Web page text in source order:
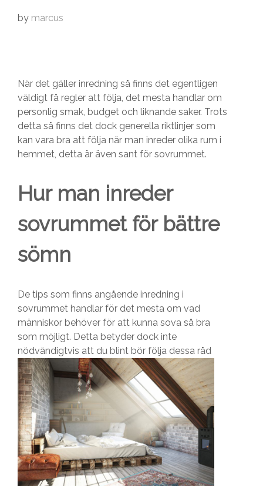
by marcus
När det gäller inredning så finns det egentligen
väldigt få regler att följa, det mesta handlar om
personlig smak, budget och liknande saker. Trots
detta så finns det dock generella riktlinjer som
kan vara bra att följa när man inreder olika rum i
hemmet, detta är även sant för sovrummet.
Hur man inreder
sovrummet för bättre
sömn
De tips som finns angående inredning i
sovrummet handlar för det mesta om vad
människor behöver för att kunna sova så bra
som möjligt. Detta betyder dock inte
nödvändigtvis att du blint bör följa dessa råd